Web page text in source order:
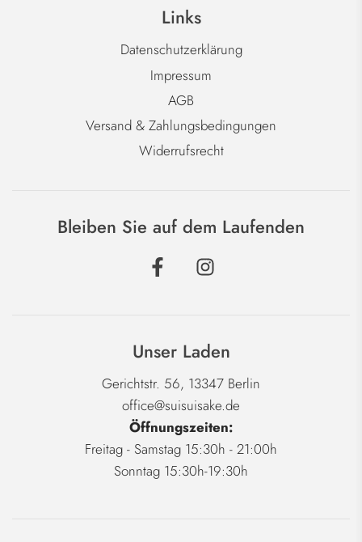
Links
Datenschutzerklärung
Impressum
AGB
Versand & Zahlungsbedingungen
Widerrufsrecht
Bleiben Sie auf dem Laufenden
Unser Laden
Gerichtstr. 56, 13347 Berlin
office@suisuisake.de
Öffnungszeiten:
Freitag - Samstag 15:30h - 21:00h
Sonntag 15:30h-19:30h